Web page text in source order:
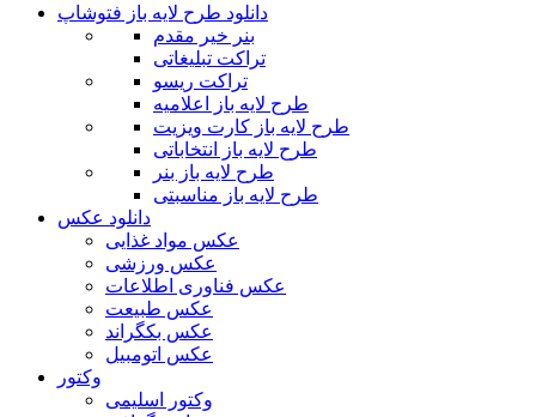
دانلود طرح لایه باز فتوشاپ
بنر خیر مقدم
تراکت تبلیغاتی
تراکت ریسو
طرح لایه باز اعلامیه
طرح لایه باز کارت ویزیت
طرح لایه باز انتخاباتی
طرح لایه باز بنر
طرح لایه باز مناسبتی
دانلود عکس
عکس مواد غذایی
عکس ورزشی
عکس فناوری اطلاعات
عکس طبیعت
عکس بکگراند
عکس اتومبیل
وکتور
وکتور اسلیمی